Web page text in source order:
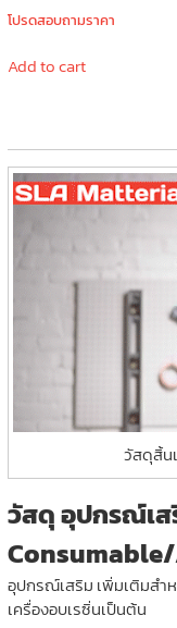
โปรดสอบถามราคา
Add to cart
วัสดุสิ้น
วัสดุ อุปกรณ์เส
อุปกรณ์เสริม เพิ่มเติมสำ
เครื่องอบเรซิ่นเป็นต้น